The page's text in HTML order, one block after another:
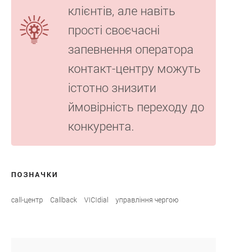
клієнтів, але навіть
прості своєчасні
запевнення оператора
контакт-центру можуть
істотно знизити
ймовірність переходу до
конкурента.
ПОЗНАЧКИ
call-центр Callback VICIdial управління чергою